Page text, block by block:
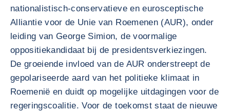
nationalistisch-conservatieve en eurosceptische
Alliantie voor de Unie van Roemenen (AUR), onder
leiding van George Simion, de voormalige
oppositiekandidaat bij de presidentsverkiezingen.
De groeiende invloed van de AUR onderstreept de
gepolariseerde aard van het politieke klimaat in
Roemenië en duidt op mogelijke uitdagingen voor de
regeringscoalitie. Voor de toekomst staat de nieuwe